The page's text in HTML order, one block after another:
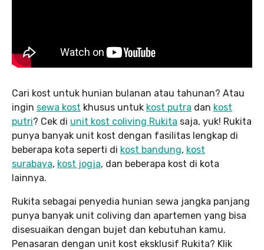
Cari kost untuk hunian bulanan atau tahunan? Atau
ingin sewa kost khusus untuk kost putra dan kost
putri? Cek di unit kost coliving Rukita saja, yuk! Rukita
punya banyak unit kost dengan fasilitas lengkap di
beberapa kota seperti di kost bandung, kost
surabaya, kost jogja, dan beberapa kost di kota
lainnya.
Rukita sebagai penyedia hunian sewa jangka panjang
punya banyak unit coliving dan apartemen yang bisa
disesuaikan dengan bujet dan kebutuhan kamu.
Penasaran dengan unit kost eksklusif Rukita? Klik